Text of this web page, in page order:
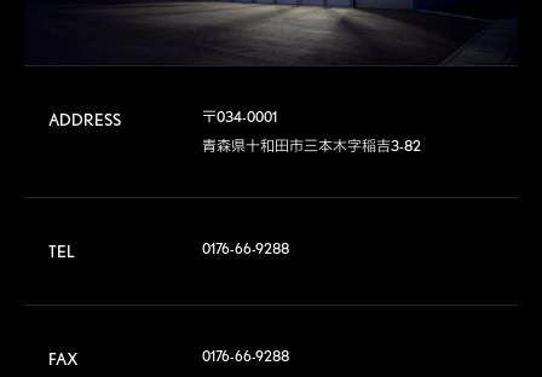
ADDRESS
〒034-0001
青森県十和田市三本木字稲吉3-82
TEL 0176-66-9288
FAX 0176-66-9288